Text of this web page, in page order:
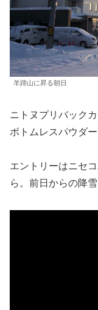
羊蹄山に昇る朝日
ニトヌプリバック
ボトムレスパウダー
エントリーはニセ
ら。前日からの降